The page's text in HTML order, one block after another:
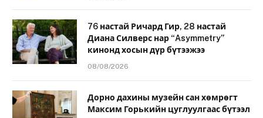
76 настай Ричард Гир, 28 настай
Диана Силверс нар “Asymmetry”
кинонд хосын дүр бүтээжээ
08/08/2026
Дорно дахины музейн сан хөмрөгт
Максим Горькийн цуглуулгаас бүтээл